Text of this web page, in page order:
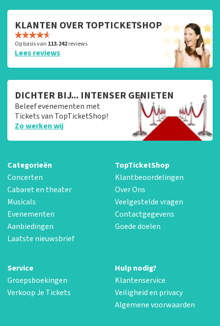
KLANTEN OVER TOPTICKETSHOP
Op basis van 113.242reviews
Lees reviews
DICHTER BIJ... INTENSER GENIETEN
Beleef evenementen met
Tickets van TopTicketShop!
Zo werken wij
Categorieën
Concerten
Cabaret en theater
Musicals
Evenementen
Aanbiedingen
Laatste nieuwsbrief
TopTicketShop
Klantbeoordelingen
Over Ons
Veelgestelde vragen
Contactgegevens
Goede doelen
Service
Groepsboekingen
Verkoop Je Tickets
Hulp nodig?
Klantenservice
Veiligheid en privacy
Algemene voorwaarden